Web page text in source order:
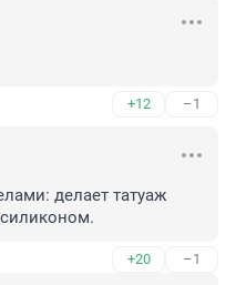
+12 –1
делает татуаж
+20 –1